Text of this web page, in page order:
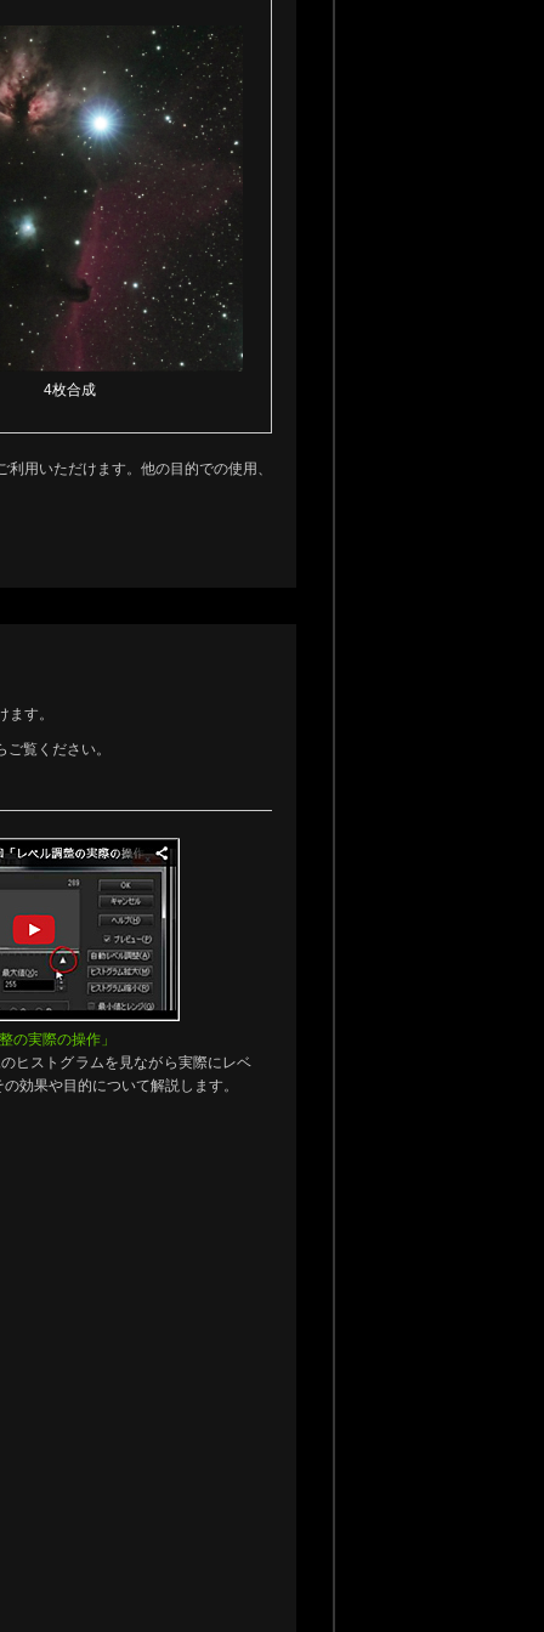
4枚合成
用いただけます。他の目的での使用、
す。
ご覧ください。
の実際の操作」
ヒストグラムを見ながら実際にレベ
効果や目的について解説します。